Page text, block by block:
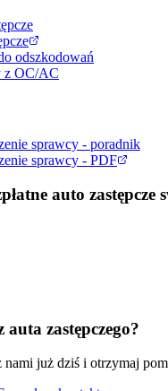
odszkodowań
z OC/AC
sprawcy - poradnik
sprawcy - PDF
auto zastępcze
auta zastępczego?
nami już dziś i otrzymaj